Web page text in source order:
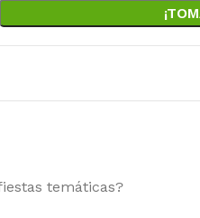
temáticas?